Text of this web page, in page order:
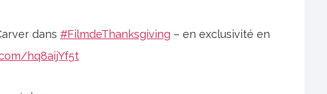
dans #FilmdeThanksgiving – en exclusivité en
hq8aijYf5t